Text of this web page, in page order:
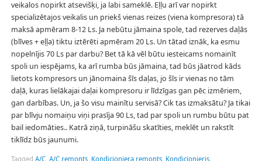
veikalos nopirkt atsevišķi, ja labi sameklē. Eļļu arī var nopirkt
specializētajos veikalis un priekš vienas reizes (viena kompresora) tā
maksā apmēram 8-12 Ls. Ja nebūtu jāmaina spole, tad rezerves daļās
(blīves + eļļa) tiktu iztērēti apmēram 20 Ls. Un tātad iznāk, ka esmu
nopelnījis 70 Ls par darbu? Bet tā kā vēl būtu iesteicams nomainīt
spoli un iespējams, ka arī rumba būs jāmaina, tad būs jāatrod kāds
lietots kompresors un jānomaina šīs daļas, jo šīs ir vienas no tām
daļā, kuras lielākajai daļai kompresoru ir līdzīgas gan pēc izmēriem,
gan darbības. Un, ja šo visu mainītu servisā? Cik tas izmaksātu? Ja tikai
par blīvju nomaiņu viņi prasīja 90 Ls, tad par spoli un rumbu būtu pat
bail iedomāties.. Katrā ziņā, turpināšu skatīties, meklēt un rakstīt
tiklīdz būs jaunumi.
Tagged A/C, A/C remonts, Kondicioniera remonts, Kondicionieris.